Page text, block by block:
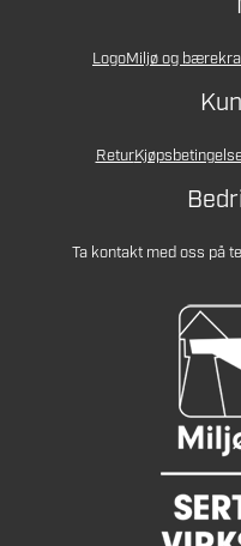
LogoMiljø og
Retur
Ta kontakt med oss på